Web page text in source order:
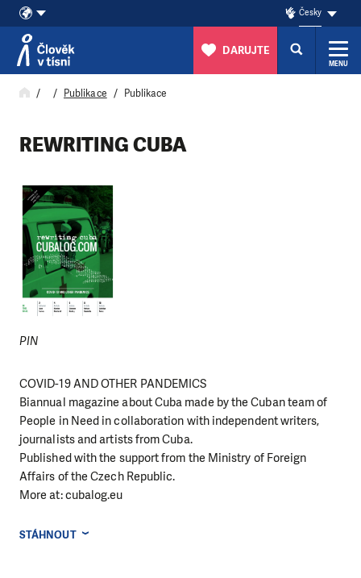
Přeskočit na obsah
Česky
DARUJTE
MENU
Publikace Publikace
REWRITING CUBA
PIN
COVID-19 AND OTHER PANDEMICS
Biannual magazine about Cuba made by the Cuban team of
People in Need in collaboration with independent writers,
journalists and artists from Cuba.
Published with the support from the Ministry of Foreign
Affairs of the Czech Republic.
More at: cubalog.eu
STÁHNOUT